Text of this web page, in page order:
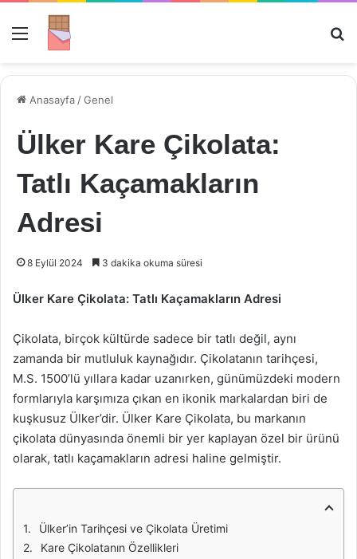
Menü
Anasayfa /Genel
Ülker Kare Çikolata:
Tatlı Kaçamakların
Adresi
8 Eylül 2024 3 dakika okuma süresi
Ülker Kare Çikolata: Tatlı Kaçamakların Adresi
Çikolata, birçok kültürde sadece bir tatlı değil, aynı
zamanda bir mutluluk kaynağıdır. Çikolatanın tarihçesi,
M.S. 1500’lü yıllara kadar uzanırken, günümüzdeki modern
formlarıyla karşımıza çıkan en ikonik markalardan biri de
kuşkusuz Ülker’dir. Ülker Kare Çikolata, bu markanın
çikolata dünyasında önemli bir yer kaplayan özel bir ürünü
olarak, tatlı kaçamakların adresi haline gelmiştir.
Ülker’in Tarihçesi ve Çikolata Üretimi
Kare Çikolatanın Özellikleri